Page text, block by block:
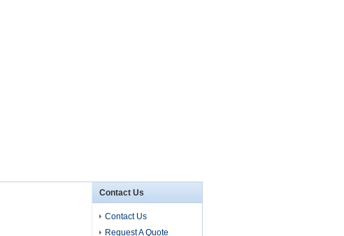
Contact Us
Contact Us
Request A Quote